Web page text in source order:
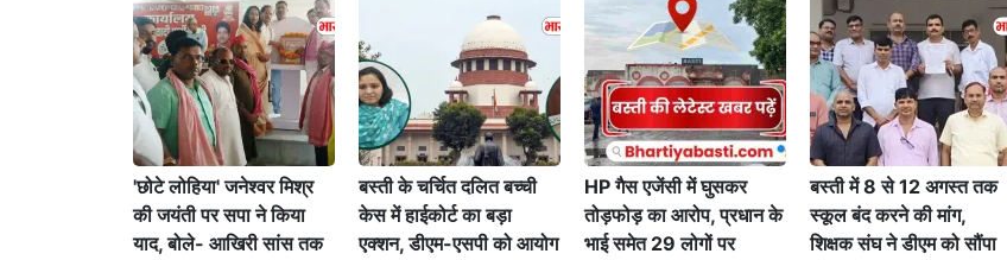
'छोटे लोहिया' जनेश्वर मिश्र
की जयंती पर सपा ने किया
याद, बोले- आखिरी सांस तक
बस्ती के चर्चित दलित बच्ची
केस में हाईकोर्ट का बड़ा
एक्शन, डीएम-एसपी को आयोग
HP गैस एजेंसी में घुसकर
तोड़फोड़ का आरोप, प्रधान के
भाई समेत 29 लोगों पर
बस्ती में 8 से 12 अगस्त तक
स्कूल बंद करने की मांग,
शिक्षक संघ ने डीएम को सौंपा